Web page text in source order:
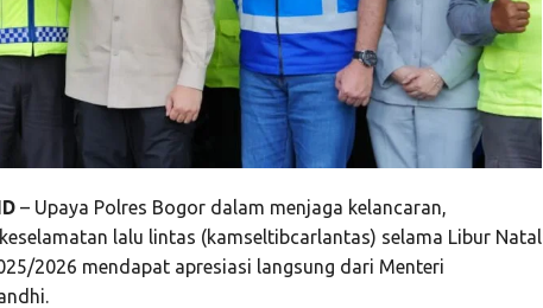
– Upaya Polres Bogor dalam menjaga kelancaran,
lalu lintas (kamseltibcarlantas) selama Libur Natal
2026 mendapat apresiasi langsung dari Menteri